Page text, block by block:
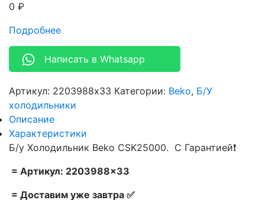
0 ₽
Подробнее
Написать в Whatsapp
Артикул: 2203988x33 Категории: Beko, Б/У
холодильники
Описание
Характеристики
Б/у Холодильник Beko CSK25000. С Гарантией❗
= Артикул: 2203988×33
= Доставим уже завтра ✅